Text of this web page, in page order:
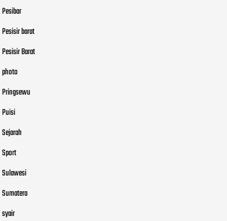
Pesibar
Pesisir barat
Pesisir Barat
photo
Pringsewu
Puisi
Sejarah
Sport
Sulawesi
Sumatera
syair